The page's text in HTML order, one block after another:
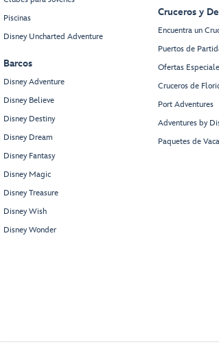
Piscinas
Disney Uncharted Adventure
Barcos
Disney Adventure
Disney Believe
Disney Destiny
Disney Dream
Disney Fantasy
Disney Magic
Disney Treasure
Disney Wish
Disney Wonder
Cruceros y
Encuentra un
Puertos de
Ofertas
Cruceros de
Port Adventures
Adventures by
Paquetes de